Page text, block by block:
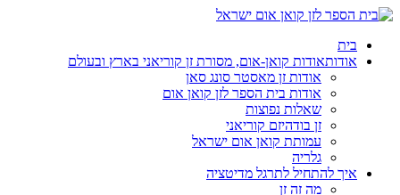
בית
אודותאודות קואן-אום, מסורת זן קוריאני בארץ ובעולם
אודות זן מאסטר סונג סאן
אודות בית הספר לזן קואן אום
שאלות נפוצות
זן בודהיזם קוריאני
עמותת קואן אום ישראל
גלריה
איך להתחיל לתרגל מדיטציה
מה זה זן